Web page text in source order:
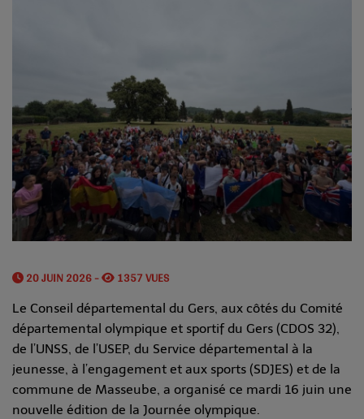
20 JUIN 2026 - 1357 VUES
Le Conseil départemental du Gers, aux côtés du Comité
départemental olympique et sportif du Gers (CDOS 32),
de l’UNSS, de l’USEP, du Service départemental à la
jeunesse, à l’engagement et aux sports (SDJES) et de la
commune de Masseube, a organisé ce mardi 16 juin une
nouvelle édition de la Journée olympique.